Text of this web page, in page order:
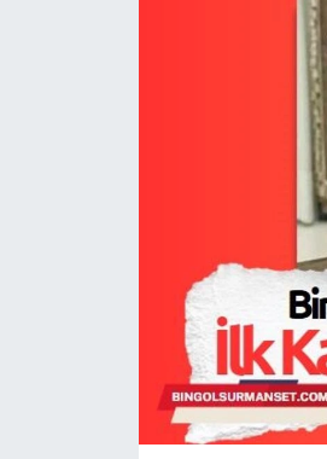
Hava Durumu
Tavz Der